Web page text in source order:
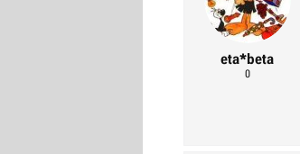
eta*beta
0